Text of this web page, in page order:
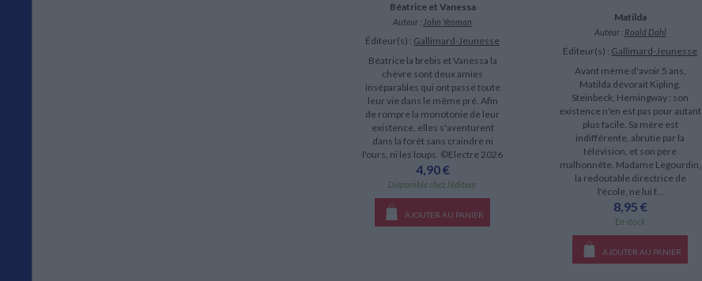
Béatrice et Vanessa
Auteur : John Yeoman
Éditeur(s) : Gallimard-Jeunesse
Béatrice la brebis et Vanessa la
chèvre sont deux amies
inséparables qui ont passé toute
leur vie dans le même pré. Afin
de rompre la monotonie de leur
existence, elles s'aventurent
dans la forêt sans craindre ni
l'ours, ni les loups. ©Electre 2026
4,90 €
Disponible chez l'éditeur
AJOUTER AU PANIER
Matilda
Auteur : Roald Dahl
Éditeur(s) : Gallimard-Jeunesse
Avant même d'avoir 5 ans,
Matilda dévorait Kipling,
Steinbeck, Hemingway : son
existence n'en est pas pour autant
plus facile. Sa mère est
indifférente, abrutie par la
télévision, et son père
malhonnête. Madame Legourdin,
la redoutable directrice de
l'école, ne lui f...
8,95 €
En stock
AJOUTER AU PANIER